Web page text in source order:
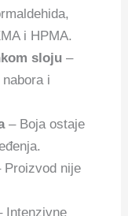
i HPMA.
sloju –
i
– Boja ostaje
Proizvod nije
Intenzivne